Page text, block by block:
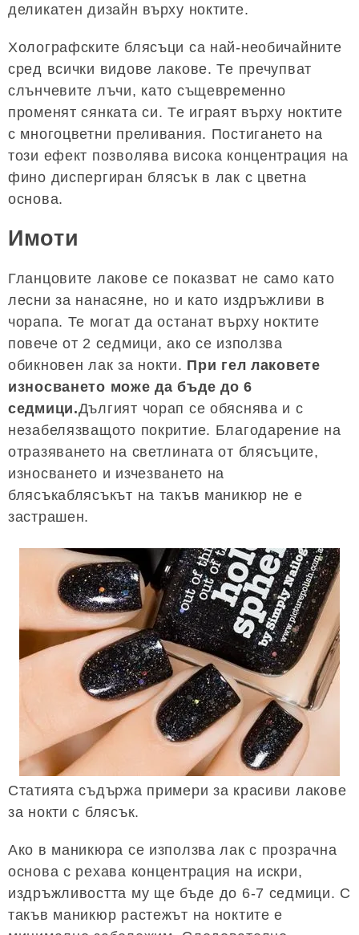
деликатен дизайн върху ноктите.
Холографските блясъци са най-необичайните
сред всички видове лакове. Те пречупват
слънчевите лъчи, като същевременно
променят сянката си. Те играят върху ноктите
с многоцветни преливания. Постигането на
този ефект позволява висока концентрация на
фино диспергиран блясък в лак с цветна
основа.
Имоти
Гланцовите лакове се показват не само като
лесни за нанасяне, но и като издръжливи в
чорапа. Те могат да останат върху ноктите
повече от 2 седмици, ако се използва
обикновен лак за нокти. При гел лаковете
износването може да бъде до 6
седмици.Дългият чорап се обяснява и с
незабелязващото покритие. Благодарение на
отразяването на светлината от блясъците,
износването и изчезването на
блясъкаблясъкът на такъв маникюр не е
застрашен.
Статията съдържа примери за красиви лакове
за нокти с блясък.
Ако в маникюра се използва лак с прозрачна
основа с рехава концентрация на искри,
издръжливостта му ще бъде до 6-7 седмици. С
такъв маникюр растежът на ноктите е